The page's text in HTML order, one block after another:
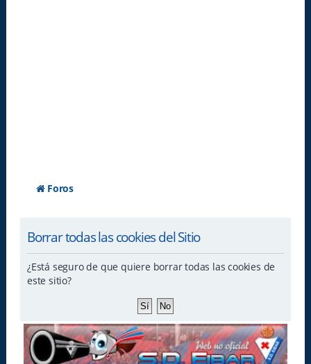
Foros
Borrar todas las cookies del Sitio
¿Está seguro de que quiere borrar todas las cookies de
este sitio?